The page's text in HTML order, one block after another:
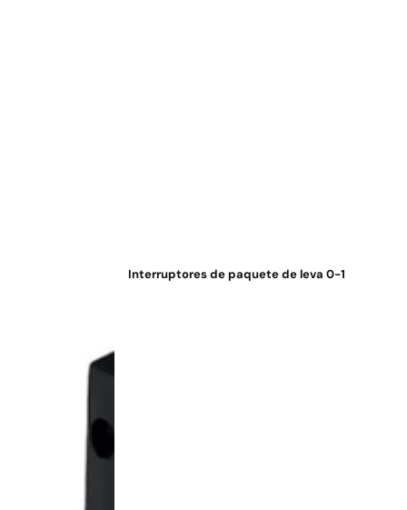
Interruptores de paquete de leva 0-1